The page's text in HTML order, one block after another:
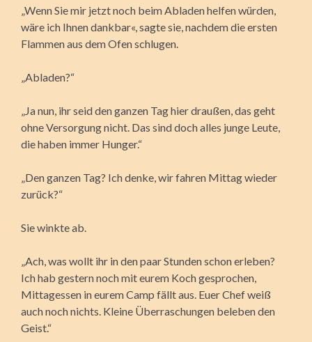
„Wenn Sie mir jetzt noch beim Abladen helfen würden,
wäre ich Ihnen dankbar«, sagte sie, nachdem die ersten
Flammen aus dem Ofen schlugen.
„Abladen?“
„Ja nun, ihr seid den ganzen Tag hier draußen, das geht
ohne Versorgung nicht. Das sind doch alles junge Leute,
die haben immer Hunger.“
„Den ganzen Tag? Ich denke, wir fahren Mittag wieder
zurück?“
Sie winkte ab.
„Ach, was wollt ihr in den paar Stunden schon erleben?
Ich hab gestern noch mit eurem Koch gesprochen,
Mittagessen in eurem Camp fällt aus. Euer Chef weiß
auch noch nichts. Kleine Überraschungen beleben den
Geist.“